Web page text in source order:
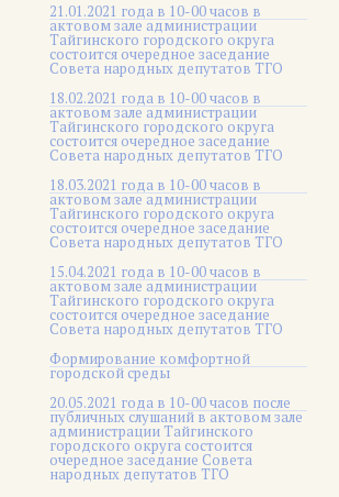
21.01.2021 года в 10-00 часов в
актовом зале администрации
Тайгинского городского округа
состоится очередное заседание
Совета народных депутатов ТГО
18.02.2021 года в 10-00 часов в
актовом зале администрации
Тайгинского городского округа
состоится очередное заседание
Совета народных депутатов ТГО
18.03.2021 года в 10-00 часов в
актовом зале администрации
Тайгинского городского округа
состоится очередное заседание
Совета народных депутатов ТГО
15.04.2021 года в 10-00 часов в
актовом зале администрации
Тайгинского городского округа
состоится очередное заседание
Совета народных депутатов ТГО
Формирование комфортной
городской среды
20.05.2021 года в 10-00 часов после
публичных слушаний в актовом зале
администрации Тайгинского
городского округа состоится
очередное заседание Совета
народных депутатов ТГО